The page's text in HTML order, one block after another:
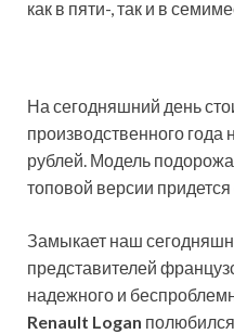
как в пяти-, так и в
На сегодняшний день
производственного года
рублей. Модель
топовой версии
Замыкает наш
представителей
надежного и
Renault Logan